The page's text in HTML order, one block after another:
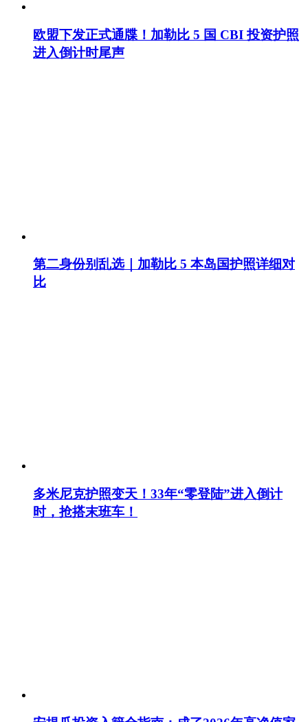
欧盟下发正式通牒！加勒比 5 国 CBI 投资护照
进入倒计时尾声
第二身份别乱选｜加勒比 5 本岛国护照详细对
比
多米尼克护照变天！33年“零登陆”进入倒计
时，抢搭末班车！